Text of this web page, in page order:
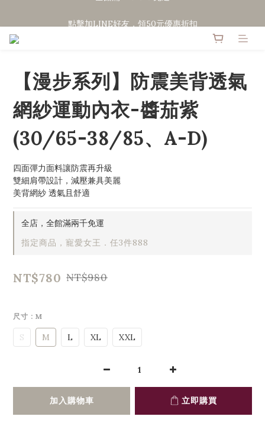
【漫步系列】防震美背透氣
網紗運動內衣-醬茄紫
(30/65-38/85、A-D)
四面彈力面料讓防震再升級
雙細肩帶設計，減壓兼具美麗
美背網紗 透氣且舒適
全店，全館滿兩千免運
指定商品，寵愛女王．任3件888
NT$780 NT$980
尺寸 : M
S M L XL XXL
加入購物車 立即購買